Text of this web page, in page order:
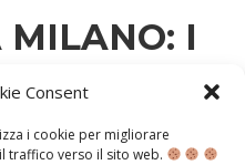
Consent
i cookie per migliorare
traffico verso il sito web.
MILANO: I
PADOVA